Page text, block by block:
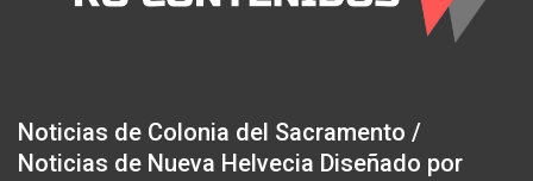
Noticias de Colonia del Sacramento /
Noticias de Nueva Helvecia Diseñado por